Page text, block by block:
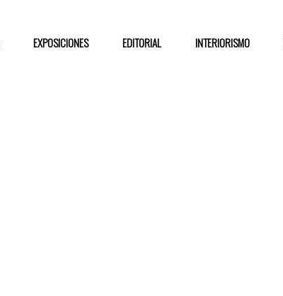
EXPOSICIONES EDITORIAL INTERIORISMO